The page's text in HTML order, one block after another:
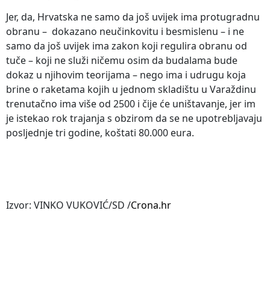
Jer, da, Hrvatska ne samo da još uvijek ima protugradnu
obranu – dokazano neučinkovitu i besmislenu – i ne
samo da još uvijek ima zakon koji regulira obranu od
tuče – koji ne služi ničemu osim da budalama bude
dokaz u njihovim teorijama – nego ima i udrugu koja
brine o raketama kojih u jednom skladištu u Varaždinu
trenutačno ima više od 2500 i čije će uništavanje, jer im
je istekao rok trajanja s obzirom da se ne upotrebljavaju
posljednje tri godine, koštati 80.000 eura.
Izvor: VINKO VUKOVIĆ/SD /Crona.hr